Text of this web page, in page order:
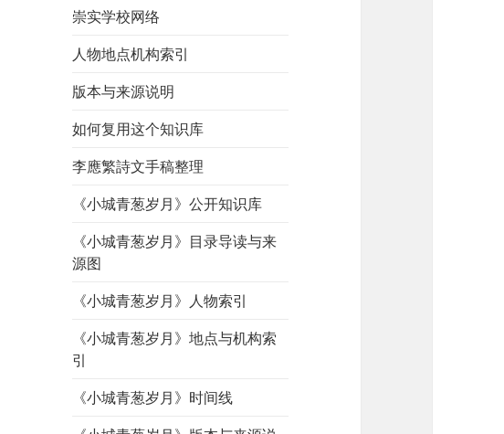
崇实学校网络
人物地点机构索引
版本与来源说明
如何复用这个知识库
李應繁詩文手稿整理
《小城青葱岁月》公开知识库
《小城青葱岁月》目录导读与来
源图
《小城青葱岁月》人物索引
《小城青葱岁月》地点与机构索
引
《小城青葱岁月》时间线